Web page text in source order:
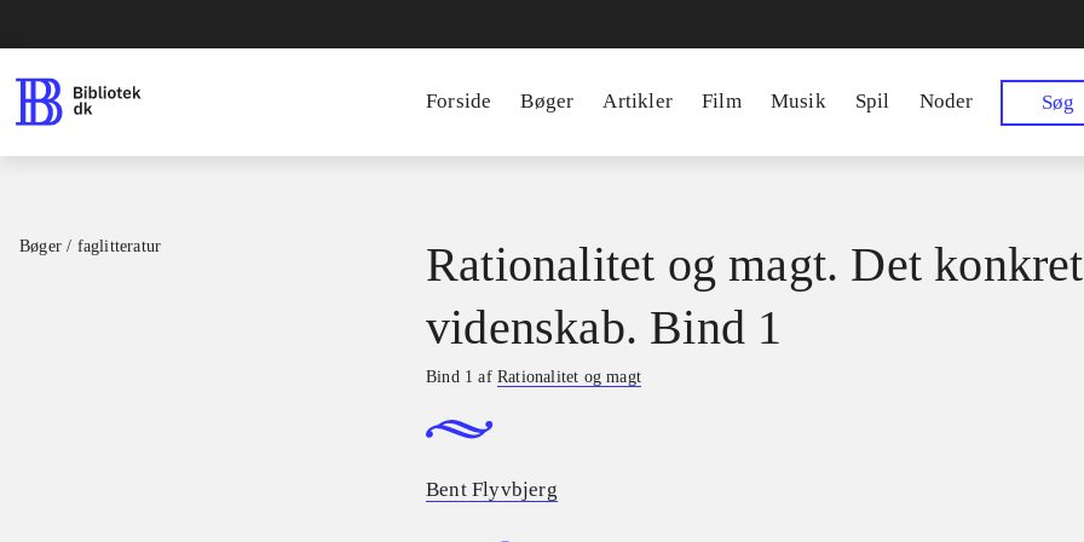
Forside Bøger Artikler Film Musik Spil Noder Søg
Bøger / faglitteratur
Rationalitet og magt. Det
videnskab. Bind 1
Bind 1 afRationalitet og magt
Bent Flyvbjerg